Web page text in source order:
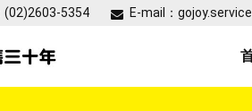
(02)2603-5354 E-mail：